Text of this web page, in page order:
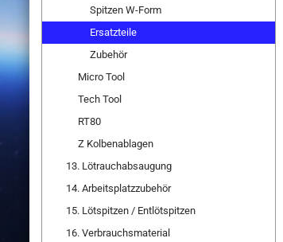
Spitzen W-Form
Ersatzteile
Zubehör
Micro Tool
Tech Tool
RT80
Z Kolbenablagen
13. Lötrauchabsaugung
14. Arbeitsplatzzubehör
15. Lötspitzen / Entlötspitzen
16. Verbrauchsmaterial